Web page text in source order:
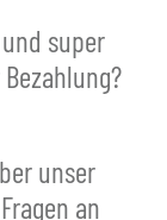
super
unser
an